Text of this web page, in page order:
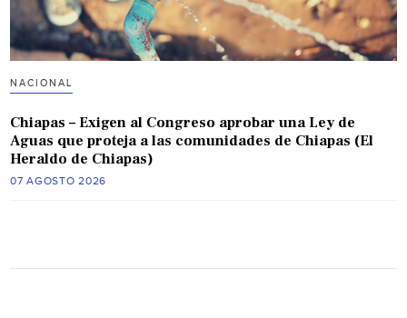
NACIONAL
Chiapas – Exigen al Congreso aprobar una Ley de
Aguas que proteja a las comunidades de Chiapas (El
Heraldo de Chiapas)
07 AGOSTO 2026